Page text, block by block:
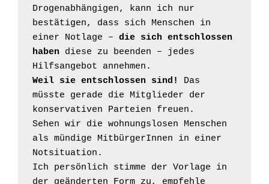
Drogenabhängigen, kann ich nur
bestätigen, dass sich Menschen in
einer Notlage – die sich entschlossen
haben diese zu beenden – jedes
Weil sie entschlossen sind!
Das
müsste gerade die Mitglieder der
konservativen Parteien freuen.
Sehen wir die wohnungslosen Menschen
als mündige MitbürgerInnen in einer
Notsituation.
Ich persönlich stimme der Vorlage in
der geänderten Form zu, empfehle